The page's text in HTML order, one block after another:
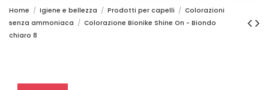
Home Igiene e bellezza Prodotti per capelli
Colorazioni
senza ammoniaca
Colorazione Bionike Shine On - Biondo
chiaro 8